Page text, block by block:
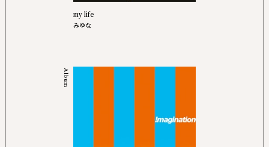
my life
みゆな
Album